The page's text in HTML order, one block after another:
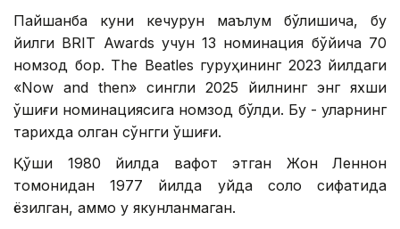
Пайшанба куни кечқурун маълум бўлишича, бу
йилги BRIT Awards учун 13 номинация бўйича 70
номзод бор. The Beatles гуруҳининг 2023 йилдаги
«Now and then» сингли 2025 йилнинг энг яхши
қўшиғи номинациясига номзод бўлди. Бу - уларнинг
тарихда қолган сўнгги қўшиғи.
Қўшиқ 1980 йилда вафот этган Жон Леннон
томонидан 1977 йилда уйда соло сифатида
ёзилган, аммо у якунланмаган.